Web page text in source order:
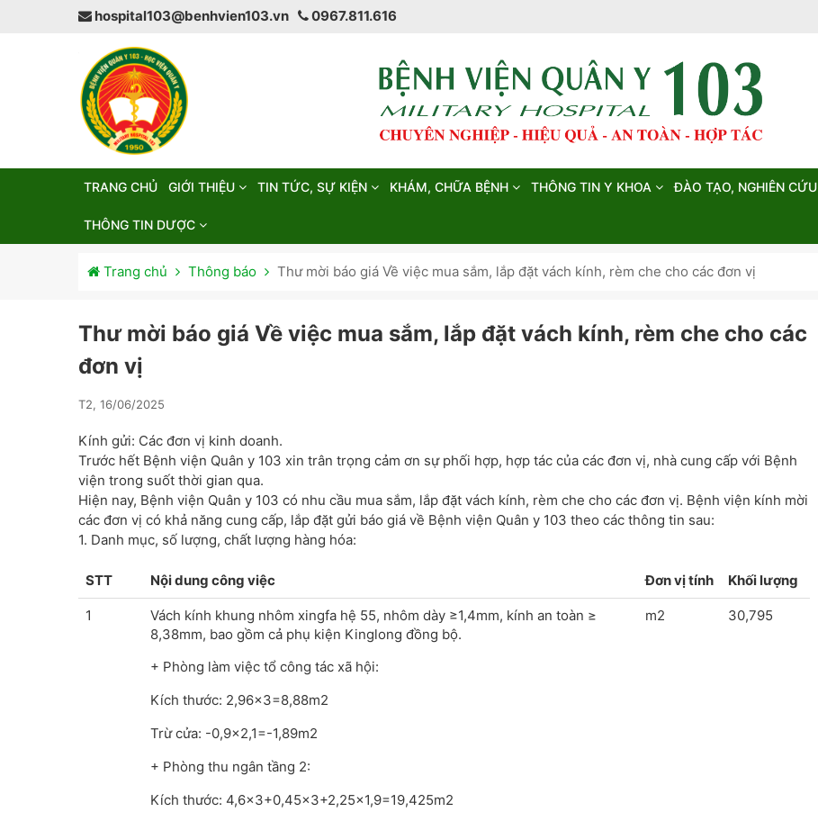
hospital103@benhvien103.vn 0967.811.616
TRANG CHỦ GIỚI THIỆU TIN TỨC, SỰ KIỆN KHÁM, CHỮA BỆNH THÔNG TIN Y KHOA ĐÀO TẠO, NGHIÊN CỨU
THÔNG TIN DƯỢC
Trang chủ Thông báo Thư mời báo giá Về việc mua sắm, lắp đặt vách kính, rèm che cho các đơn vị
Thư mời báo giá Về việc mua sắm, lắp đặt vách kính, rèm che cho các
đơn vị
T2, 16/06/2025
Kính gửi: Các đơn vị kinh doanh.
Trước hết Bệnh viện Quân y 103 xin trân trọng cảm ơn sự phối hợp, hợp tác của các đơn vị, nhà cung cấp với Bệnh
viện trong suốt thời gian qua.
Hiện nay, Bệnh viện Quân y 103 có nhu cầu mua sắm, lắp đặt vách kính, rèm che cho các đơn vị. Bệnh viện kính mời
các đơn vị có khả năng cung cấp, lắp đặt gửi báo giá về Bệnh viện Quân y 103 theo các thông tin sau:
1. Danh mục, số lượng, chất lượng hàng hóa:
STT Nội dung công việc Đơn vị tính Khối lượng
1
Vách kính khung nhôm xingfa hệ 55, nhôm dày ≥1,4mm, kính an toàn ≥
8,38mm, bao gồm cả phụ kiện Kinglong đồng bộ.
+ Phòng làm việc tổ công tác xã hội:
Kích thước: 2,96x3=8,88m2
Trừ cửa: -0,9x2,1=-1,89m2
+ Phòng thu ngân tầng 2:
Kích thước: 4,6x3+0,45x3+2,25x1,9=19,425m2
m2 30,795